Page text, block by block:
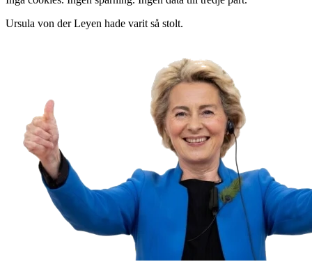
Ursula von der Leyen hade varit så stolt.